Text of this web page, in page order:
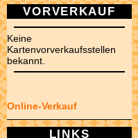
VORVERKAUF
Keine
Kartenvorverkaufsstellen
bekannt.
Online-Verkauf
LINKS